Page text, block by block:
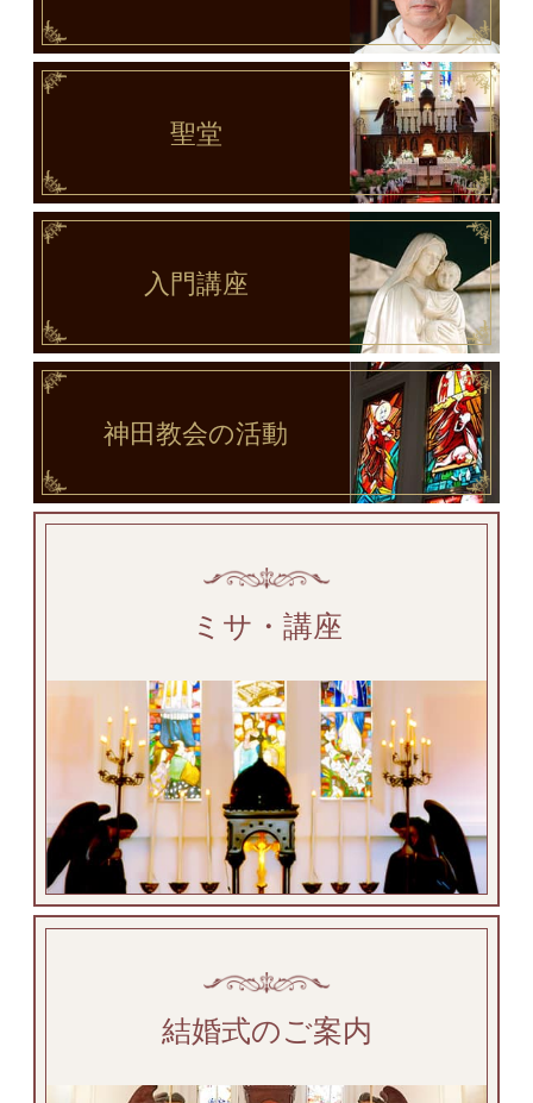
聖堂
入門講座
神田教会の活動
ミサ・講座
結婚式のご案内